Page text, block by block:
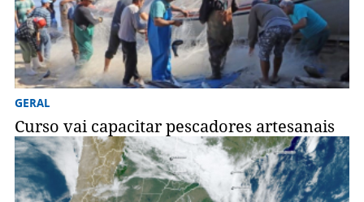
GERAL
Curso vai capacitar pescadores artesanais